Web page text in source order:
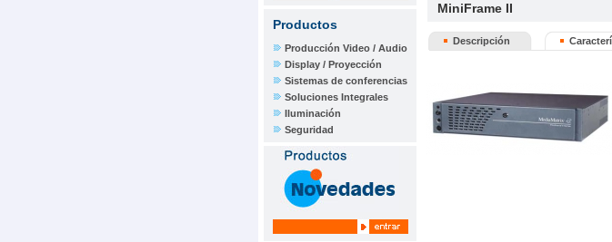
Productos
Producción Video / Audio
Display / Proyección
Sistemas de conferencias
Soluciones Integrales
Iluminación
Seguridad
MiniFrame II
Descripción